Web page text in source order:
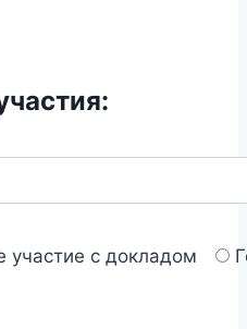
участие с докладом